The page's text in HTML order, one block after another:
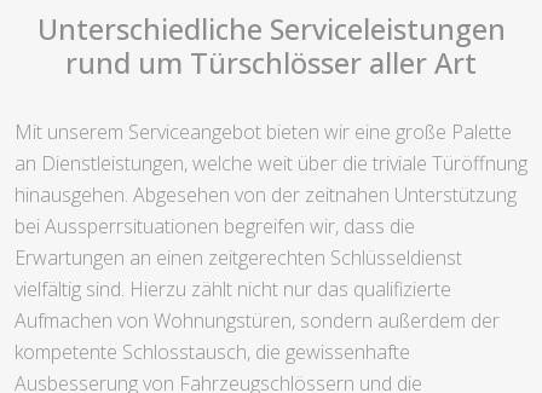
Unterschiedliche Serviceleistungen
rund um Türschlösser aller Art
Mit unserem Serviceangebot bieten wir eine große Palette
an Dienstleistungen, welche weit über die triviale Türöffnung
hinausgehen. Abgesehen von der zeitnahen Unterstützung
bei Aussperrsituationen begreifen wir, dass die
Erwartungen an einen zeitgerechten Schlüsseldienst
vielfältig sind. Hierzu zählt nicht nur das qualifizierte
Aufmachen von Wohnungstüren, sondern außerdem der
kompetente Schlosstausch, die gewissenhafte
Ausbesserung von Fahrzeugschlössern und die